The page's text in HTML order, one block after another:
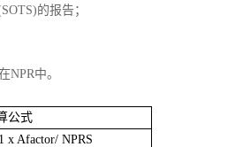
的报告；
中。
公式
x Afactor/ NPRS